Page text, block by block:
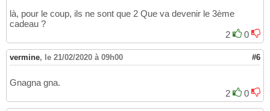
là, pour le coup, ils ne sont que 2 Que va devenir le 3ème
cadeau ?
2
0
vermine, le 21/02/2020 à 09h00 #6
Gnagna gna.
2
0